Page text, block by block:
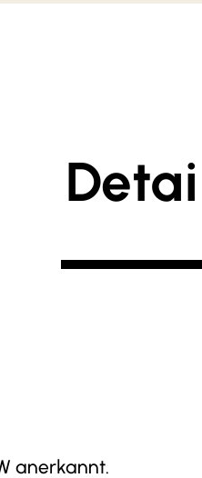
anerkannt.